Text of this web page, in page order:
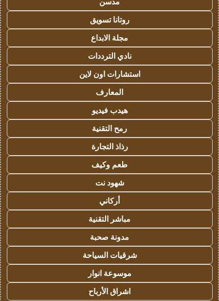
روتانا تسويق
مجلة الابداع
نادي الترددات
استشارات اون لاين
المعارف
هيدب فيديو
رمح التقنية
رذاذ التجارة
طعم وكيف
شهود نت
أركاني
مباشر التقنية
مدونة صحبة
شرقيات السياحة
موسوعة انوار
اشراق الأرباح